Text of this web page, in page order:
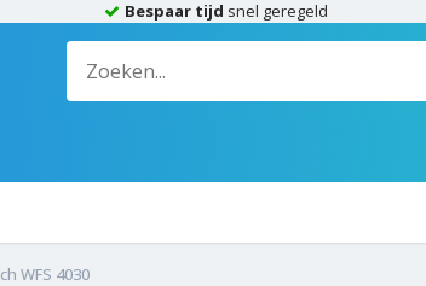
Bespaar tijd snel geregeld
WFS 4030